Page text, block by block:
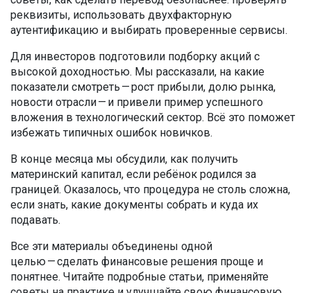
реквизиты, использовать двухфакторную
аутентификацию и выбирать проверенные сервисы.
Для инвесторов подготовили подборку акций с
высокой доходностью. Мы рассказали, на какие
показатели смотреть — рост прибыли, долю рынка,
новости отрасли — и привели пример успешного
вложения в технологический сектор. Всё это поможет
избежать типичных ошибок новичков.
В конце месяца мы обсудили, как получить
материнский капитал, если ребёнок родился за
границей. Оказалось, что процедура не столь сложна,
если знать, какие документы собрать и куда их
подавать.
Все эти материалы объединены одной
целью — сделать финансовые решения проще и
понятнее. Читайте подробные статьи, применяйте